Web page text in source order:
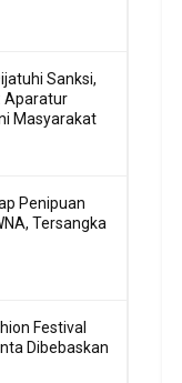
Sanksi,
Aparatur
Masyarakat
Penipuan
Tersangka
Festival
Dibebaskan